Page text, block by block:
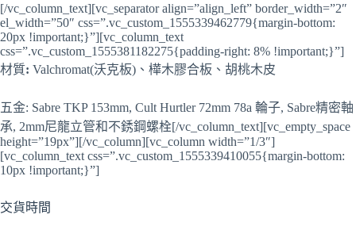
[/vc_column_text][vc_separator align=”align_left” border_width=”2″
el_width=”50″ css=”.vc_custom_1555339462779{margin-bottom:
20px !important;}”][vc_column_text
css=”.vc_custom_1555381182275{padding-right: 8% !important;}”]
材質: Valchromat(沃克板)、樺木膠合板、胡桃木皮
五金: Sabre TKP 153mm, Cult Hurtler 72mm 78a 輪子, Sabre精密軸
承, 2mm尼龍立管和不銹鋼螺栓[/vc_column_text][vc_empty_space
height=”19px”][/vc_column][vc_column width=”1/3″]
[vc_column_text css=”.vc_custom_1555339410055{margin-bottom:
10px !important;}”]
交貨時間